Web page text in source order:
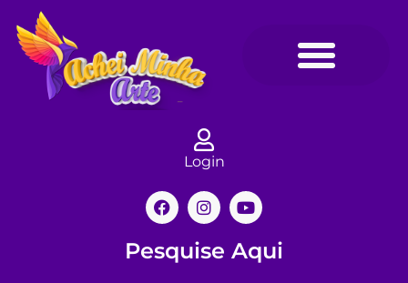
Login
Pesquise Aqui